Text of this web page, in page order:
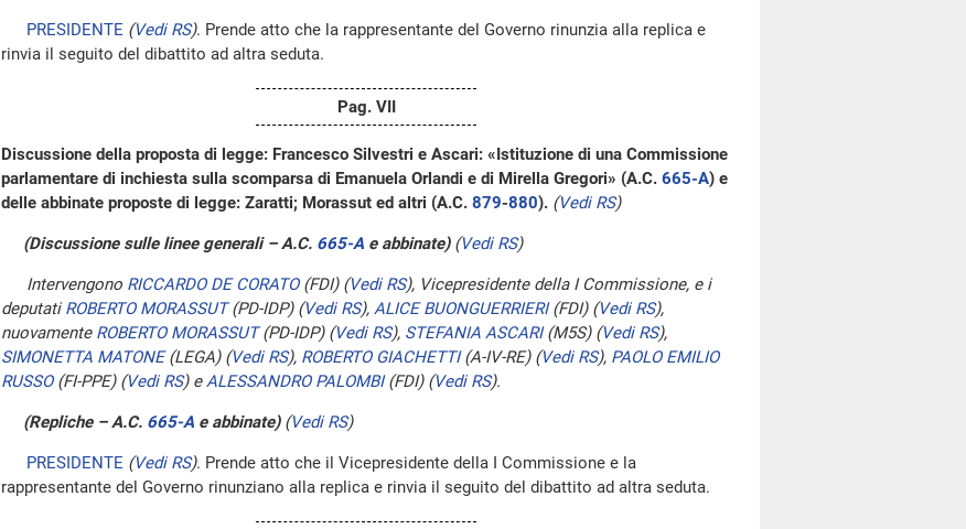
PRESIDENTE (Vedi RS). Prende atto che la rappresentante del Governo rinunzia alla replica e
rinvia il seguito del dibattito ad altra seduta.
Pag. VII
Discussione della proposta di legge: Francesco Silvestri e Ascari: «Istituzione di una Commissione
parlamentare di inchiesta sulla scomparsa di Emanuela Orlandi e di Mirella Gregori» (A.C. 665-A​) e
delle abbinate proposte di legge: Zaratti; Morassut ed altri (A.C. 879​-880​). (Vedi RS)
(Discussione sulle linee generali – A.C. 665-A ​ e abbinate) (Vedi RS)
Intervengono RICCARDO DE CORATO(FDI) (Vedi RS), Vicepresidente della I Commissione, e i
deputati ROBERTO MORASSUT(PD-IDP) (Vedi RS), ALICE BUONGUERRIERI(FDI) (Vedi RS),
nuovamente ROBERTO MORASSUT(PD-IDP) (Vedi RS), STEFANIA ASCARI(M5S) (Vedi RS),
SIMONETTA MATONE(LEGA) (Vedi RS), ROBERTO GIACHETTI(A-IV-RE) (Vedi RS), PAOLO EMILIO
RUSSO(FI-PPE) (Vedi RS)eALESSANDRO PALOMBI(FDI) (Vedi RS).
(Repliche – A.C. 665-A ​ e abbinate) (Vedi RS)
PRESIDENTE (Vedi RS). Prende atto che il Vicepresidente della I Commissione e la
rappresentante del Governo rinunziano alla replica e rinvia il seguito del dibattito ad altra seduta.